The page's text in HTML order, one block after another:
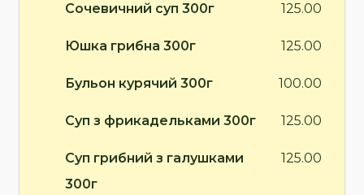
Сочевичний суп 300г 125.00
Юшка грибна 300г 125.00
Бульон курячий 300г 100.00
Суп з фрикадельками 300г 125.00
Суп грибний з галушками
300г
125.00